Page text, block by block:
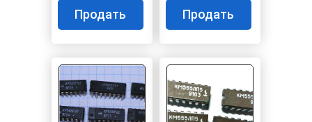
Продать Продать